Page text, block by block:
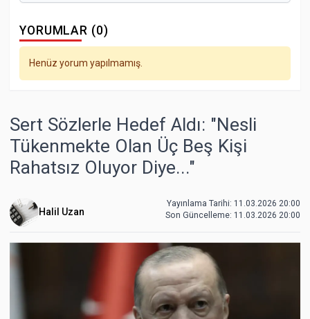
YORUMLAR (0)
Henüz yorum yapılmamış.
Sert Sözlerle Hedef Aldı: "Nesli
Tükenmekte Olan Üç Beş Kişi
Rahatsız Oluyor Diye..."
Halil Uzan
Yayınlama Tarihi: 11.03.2026 20:00
Son Güncelleme: 11.03.2026 20:00